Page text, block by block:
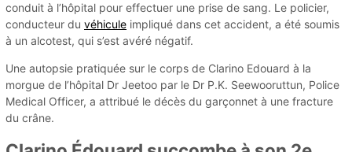
conduit à l’hôpital pour effectuer une prise de sang. Le policier,
conducteur du véhicule impliqué dans cet accident, a été soumis
à un alcotest, qui s’est avéré négatif.
Une autopsie pratiquée sur le corps de Clarino Edouard à la
morgue de l’hôpital Dr Jeetoo par le Dr P.K. Seewooruttun, Police
Medical Officer, a attribué le décès du garçonnet à une fracture
du crâne.